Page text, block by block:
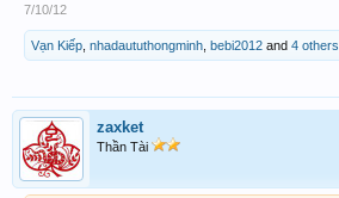
7/10/12
Vạn Kiếp nhadaututhongminh bebi2012 and 4 others
zaxket
Thần Tài